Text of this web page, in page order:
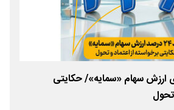
۲۴ درصدی ارزش سهام «سمایه»/ حکایتی
تحول